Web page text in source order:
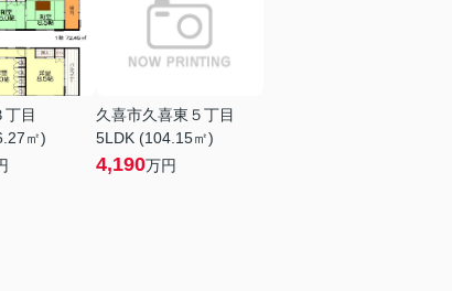
丁目
㎡)
久喜市久喜東５丁目
5LDK (104.15㎡)
4,190万円